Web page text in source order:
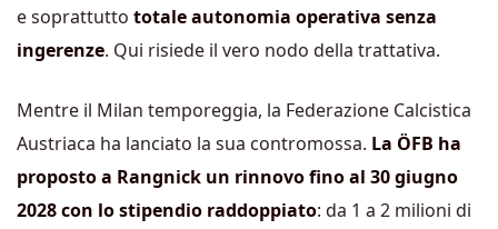
e soprattutto totale autonomia operativa senza
ingerenze. Qui risiede il vero nodo della trattativa.
Mentre il Milan temporeggia, la Federazione Calcistica
Austriaca ha lanciato la sua contromossa. La ÖFB ha
proposto a Rangnick un rinnovo fino al 30 giugno
2028 con lo stipendio raddoppiato: da 1 a 2 milioni di